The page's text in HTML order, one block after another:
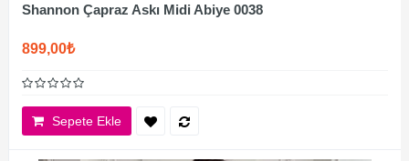
Shannon Çapraz Askı Midi Abiye 0038
899,00₺
Sepete Ekle